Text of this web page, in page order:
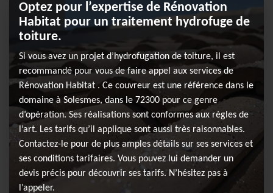
Optez pour l’expertise de Rénovation
Habitat pour un traitement hydrofuge de
toiture.
Si vous avez un projet d’hydrofugation de toiture, il est
recommandé pour vous de faire appel aux services de
Rénovation Habitat . Ce couvreur est une référence dans le
domaine à Solesmes, dans le 72300 pour ce genre
d’opération. Ses réalisations sont conformes aux règles de
l’art. Les tarifs qu’il applique sont aussi très raisonnables.
Contactez-le pour de plus amples détails sur ses services et
ses conditions tarifaires. Vous pouvez lui demander un
devis précis pour découvrir ses tarifs. N’hésitez pas à
l’appeler.